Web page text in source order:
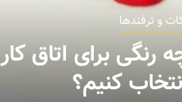
و ترفندها
رنگی برای اتاق کار
کنیم؟